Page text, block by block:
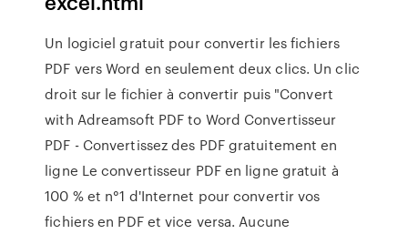
Un logiciel gratuit pour convertir les fichiers
PDF vers Word en seulement deux clics. Un clic
droit sur le fichier à convertir puis "Convert
with Adreamsoft PDF to Word Convertisseur
PDF - Convertissez des PDF gratuitement en
ligne Le convertisseur PDF en ligne gratuit à
100 % et n°1 d'Internet pour convertir vos
fichiers en PDF et vice versa. Aucune